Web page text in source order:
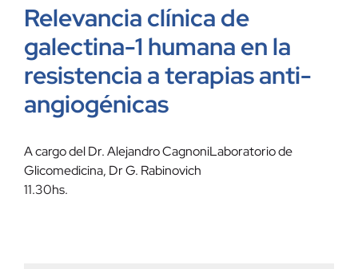
Relevancia clínica de
galectina-1 humana en la
resistencia a terapias anti-
angiogénicas
A cargo del Dr. Alejandro CagnoniLaboratorio de
Glicomedicina, Dr G. Rabinovich
11.30hs.